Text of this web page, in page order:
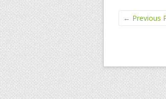
o
k
← Previous